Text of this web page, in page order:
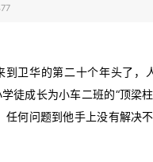
到卫华的第二十个年头了，
徒成长为小车二班的“顶梁
任何问题到他手上没有解决